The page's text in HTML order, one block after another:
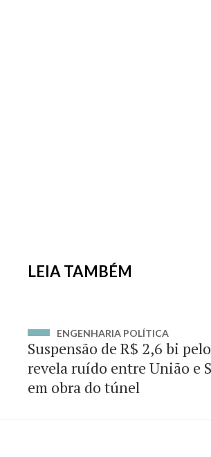
LEIA TAMBÉM
ENGENHARIA POLÍTICA
Suspensão de R$ 2,6 bi
revela ruído entre União e
em obra do túnel